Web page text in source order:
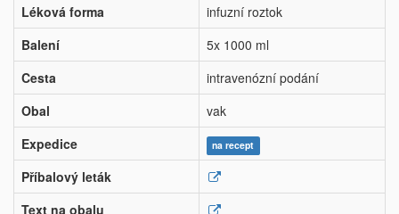
Léková forma
infuzní roztok
Balení
5x 1000 ml
Cesta
intravenózní podání
Obal
vak
Expedice
na recept
Příbalový leták
Text na obalu